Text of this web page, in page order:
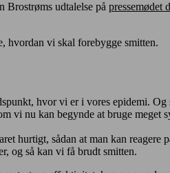
Brostrøms udtalelse på pressemødet
hvordan vi skal forebygge smitten.
hvor vi er i vores epidemi.
vi nu kan begynde at bruge meget
hurtigt, sådan at man kan
og så kan vi få brudt smitten.